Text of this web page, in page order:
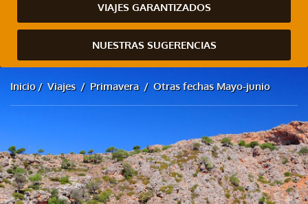
VIAJES GARANTIZADOS
NUESTRAS SUGERENCIAS
Inicio Viajes Primavera Otras fechas Mayo-junio